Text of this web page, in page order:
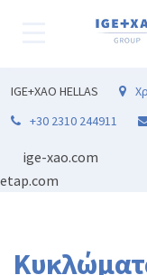
IGE+XAO HELLAS
+30 2310 244911
ige-xao.com
etap.com